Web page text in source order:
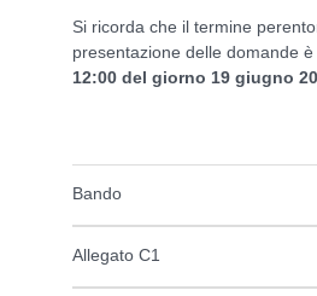
Si ricorda che il termine
presentazione delle domande
12:00 del giorno 19 giugno
Bando
Allegato C1